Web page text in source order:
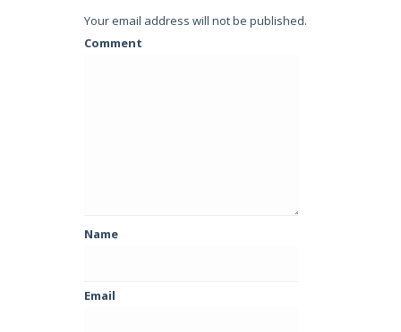
Your email address will not be published.
Comment
Name
Email